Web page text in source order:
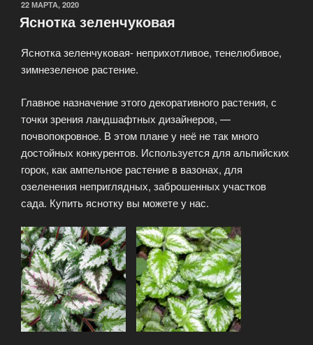
22 МАРТА, 2020
Яснотка зеленчуковая
Яснотка зеленчуковая- неприхотливое, тенелюбивое,
зимнезеленое растение.
Главное назначение этого декоративного растения, с
точки зрения ландшафтных дизайнеров, —
почвопокровное. В этом плане у неё не так много
достойных конкурентов. Используется для альпийских
горок, как ампельное растение в вазонах, для
озеленения неприглядных, заброшенных участков
сада. Купить яснотку вы можете у нас.